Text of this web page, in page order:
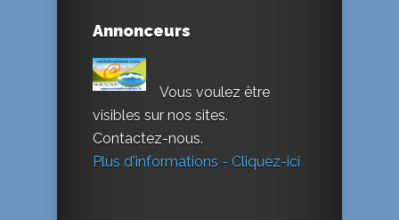
Annonceurs
Vous voulez être
visibles sur nos sites.
Contactez-nous.
Plus d'informations - Cliquez-ici